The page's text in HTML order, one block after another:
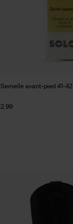
Semelle avant-pied 41-42
2.99